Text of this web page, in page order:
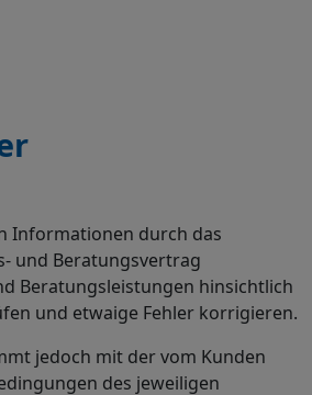
Informationen durch das
und Beratungsvertrag
Beratungsleistungen hinsichtlich
und etwaige Fehler korrigieren.
jedoch mit der vom Kunden
des jeweiligen